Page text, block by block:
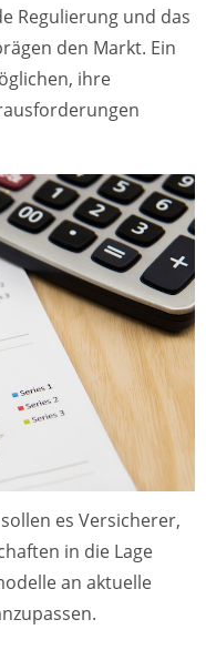
Regulierung und das
den Markt. Ein
ihre
es Versicherer,
in die Lage
an aktuelle